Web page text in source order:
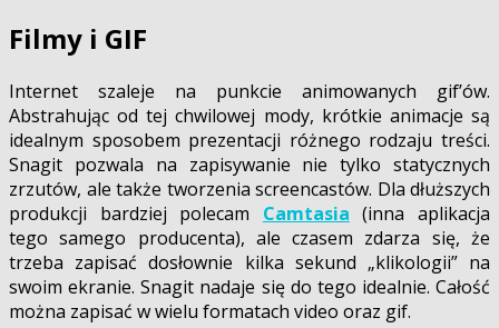
Filmy i GIF
Internet szaleje na punkcie animowanych gif’ów.
Abstrahując od tej chwilowej mody, krótkie animacje są
idealnym sposobem prezentacji różnego rodzaju treści.
Snagit pozwala na zapisywanie nie tylko statycznych
zrzutów, ale także tworzenia screencastów. Dla dłuższych
produkcji bardziej polecam Camtasia (inna aplikacja
tego samego producenta), ale czasem zdarza się, że
trzeba zapisać dosłownie kilka sekund „klikologii” na
swoim ekranie. Snagit nadaje się do tego idealnie. Całość
można zapisać w wielu formatach video oraz gif.